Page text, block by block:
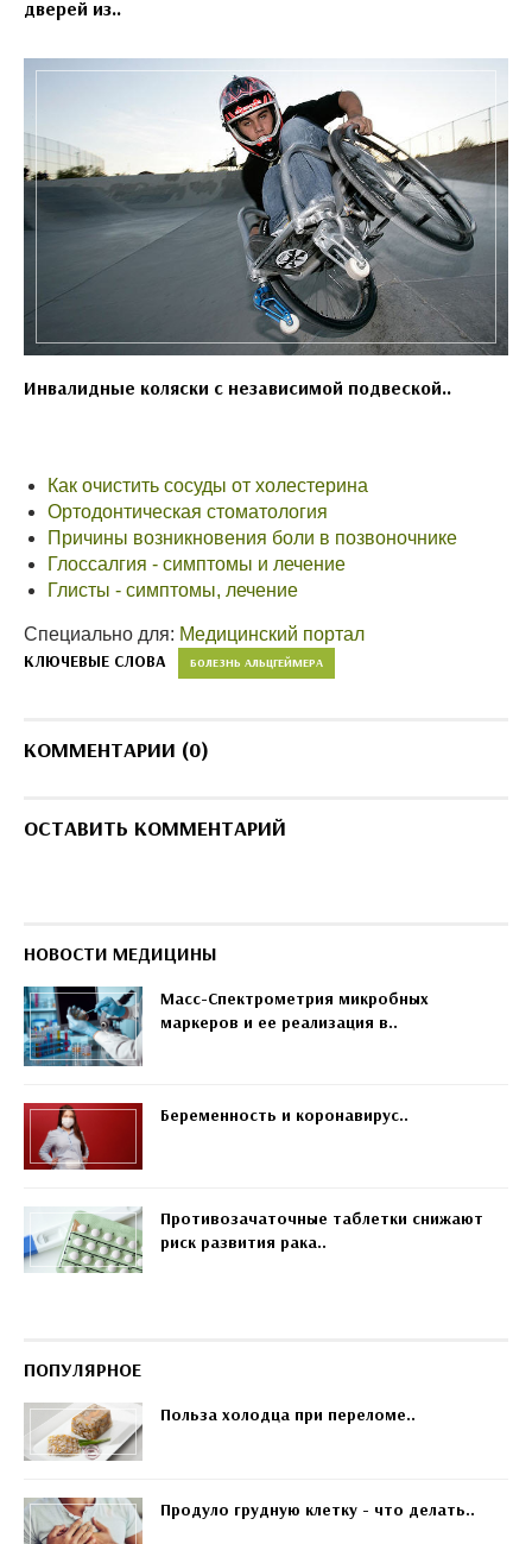
дверей из..
Инвалидные коляски с независимой подвеской..
Как очистить сосуды от холестерина
Ортодонтическая стоматология
Причины возникновения боли в позвоночнике
Глоссалгия - симптомы и лечение
Глисты - симптомы, лечение
Специально для: Медицинский портал
КЛЮЧЕВЫЕ СЛОВА БОЛЕЗНЬ АЛЬЦГЕЙМЕРА
КОММЕНТАРИИ (0)
ОСТАВИТЬ КОММЕНТАРИЙ
НОВОСТИ МЕДИЦИНЫ
Масс-Спектрометрия микробных
маркеров и ее реализация в..
Беременность и коронавирус..
Противозачаточные таблетки снижают
риск развития рака..
ПОПУЛЯРНОЕ
Польза холодца при переломе..
Продуло грудную клетку - что делать..